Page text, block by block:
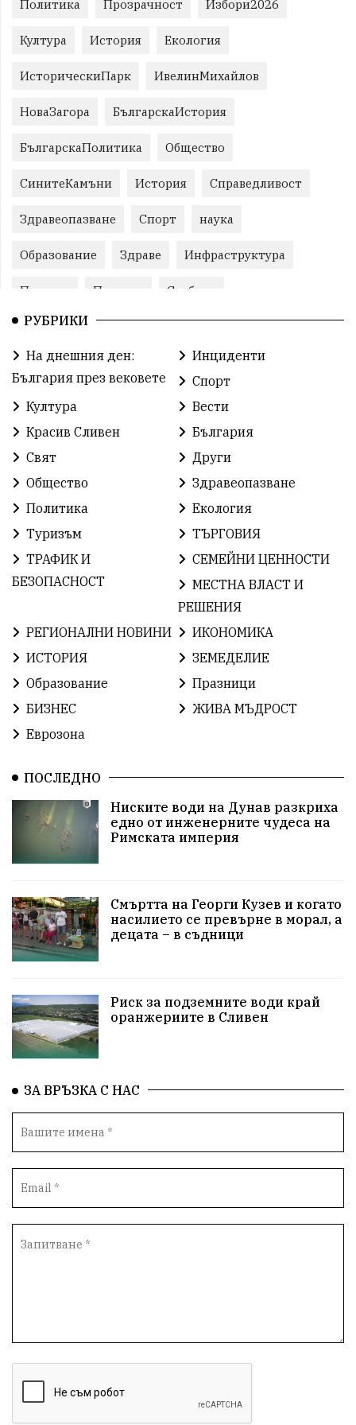
Политика Прозрачност Избори2026
Култура История Екология
ИсторическиПарк ИвелинМихайлов
НоваЗагора БългарскаИстория
БългарскаПолитика Общество
СинитеКамъни История Справедливост
Здравеопазване Спорт наука
Образование Здраве Инфраструктура
Пеевски Протест Свобода
ИвелинМихайлов
Празник ГражданскоОбщество
ХристоИлиев БългарскоЗемеделие
БългарскиСпорт
ОбщественИнтерес земеделие
ИсторияНаБългария Иновации САЩ
БългарскаГордост Археология Твърдица
Легенда Право
ОтровнатаЯбълка ЦветомирПетков
България2025
ИкономикаНаСъпротивата УрсулаФонДерЛайен
ПетърПетров
Технологии НародноСъбрание
ПравоваДържава Варна Родителство
ПътнаБезопасност Магнитски Санкции
ОколнаСреда
Общност ИсторическиПарк ВоенноВреме
Космос ВоднаКриза Вода Мир
Безопастност
БъдещевБългария ДостойнаБългария
Туризъм Дарение БългарскиСпорт
Контрол СъдебнаСистема ЛекаАтлетика
РУБРИКИ
На днешния ден:
България през вековете
Инциденти
Спорт
Култура
Вести
Красив Сливен
България
Свят
Други
Общество
Здравеопазване
Политика
Екология
Туризъм
ТЪРГОВИЯ
ТРАФИК И
БЕЗОПАСНОСТ
СЕМЕЙНИ ЦЕННОСТИ
МЕСТНА ВЛАСТ И
РЕШЕНИЯ
РЕГИОНАЛНИ НОВИНИ
ИКОНОМИКА
ИСТОРИЯ
ЗЕМЕДЕЛИЕ
Образование
Празници
БИЗНЕС
ЖИВА МЪДРОСТ
Еврозона
ПОСЛЕДНО
Ниските води на Дунав разкриха
едно от инженерните чудеса на
Римската империя
Смъртта на Георги Кузев и когато
насилието се превърне в морал, а
децата – в съдници
Риск за подземните води край
оранжериите в Сливен
ЗА ВРЪЗКА С НАС